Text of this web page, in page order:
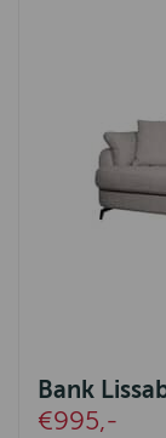
Bank
€995,-